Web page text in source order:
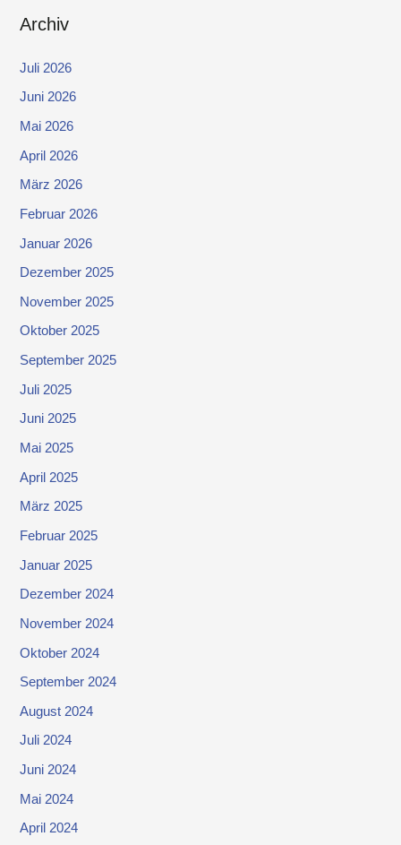
Archiv
Juli 2026
Juni 2026
Mai 2026
April 2026
März 2026
Februar 2026
Januar 2026
Dezember 2025
November 2025
Oktober 2025
September 2025
Juli 2025
Juni 2025
Mai 2025
April 2025
März 2025
Februar 2025
Januar 2025
Dezember 2024
November 2024
Oktober 2024
September 2024
August 2024
Juli 2024
Juni 2024
Mai 2024
April 2024